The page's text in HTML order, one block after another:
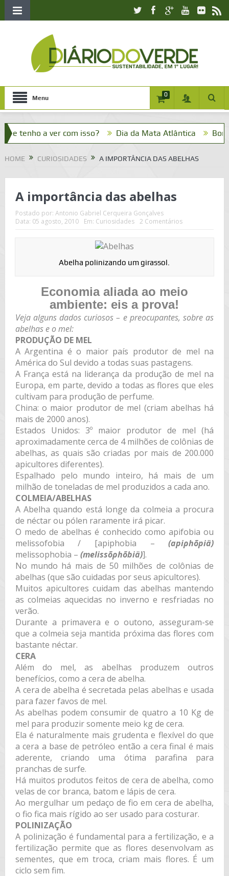
Menu 0
a ver com isso? Dia da Mata Atlântica Bom dia!
HOME CURIOSIDADES A IMPORTÂNCIA DAS ABELHAS
A importância das abelhas
Postado por: Antonio Gabriel Cerqueira Gonçalves
Data: 05 agosto, 2010 Em: Curiosidades 2 Comentários
Abelha polinizando um girassol.
Economia aliada ao meio
ambiente: eis a prova!
Veja alguns dados curiosos – e preocupantes, sobre as
abelhas e o mel:
PRODUÇÃO DE MEL
A Argentina é o maior país produtor de mel na
América do Sul devido a todas suas pastagens.
A França está na liderança da produção de mel na
Europa, em parte, devido a todas as flores que eles
cultivam para produção de perfume.
China: o maior produtor de mel (criam abelhas há
mais de 2000 anos).
Estados Unidos: 3º maior produtor de mel (há
aproximadamente cerca de 4 milhões de colônias de
abelhas, as quais são criadas por mais de 200.000
apicultores diferentes).
Espalhado pelo mundo inteiro, há mais de um
milhão de toneladas de mel produzidos a cada ano.
COLMEIA/ABELHAS
A Abelha quando está longe da colmeia a procura
de néctar ou pólen raramente irá picar.
O medo de abelhas é conhecido como apifobia ou
melissofobia / [apiphobia –(apiρhõpiä)
melissophobia – (melissõρhõbiä)].
No mundo há mais de 50 milhões de colônias de
abelhas (que são cuidadas por seus apicultores).
Muitos apicultores cuidam das abelhas mantendo
as colmeias aquecidas no inverno e resfriadas no
verão.
Durante a primavera e o outono, asseguram-se
que a colmeia seja mantida próxima das flores com
bastante néctar.
CERA
Além do mel, as abelhas produzem outros
benefícios, como a cera de abelha.
A cera de abelha é secretada pelas abelhas e usada
para fazer favos de mel.
As abelhas podem consumir de quatro a 10 Kg de
mel para produzir somente meio kg de cera.
Ela é naturalmente mais grudenta e flexível do que
a cera a base de petróleo então a cera final é mais
aderente, criando uma ótima parafina para
pranchas de surfe.
Há muitos produtos feitos de cera de abelha, como
velas de cor branca, batom e lápis de cera.
Ao mergulhar um pedaço de fio em cera de abelha,
o fio fica mais rígido ao ser usado para costurar.
POLINIZAÇÃO
A polinização é fundamental para a fertilização, e a
fertilização permite que as flores desenvolvam as
sementes, que em troca, criam mais flores. É um
ciclo sem fim.